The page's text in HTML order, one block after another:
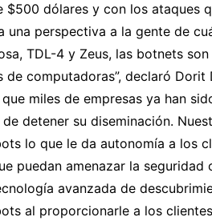
$500 dólares y con los ataques
una perspectiva a la gente de
TDL-4 y Zeus, las botnets
de computadoras”, declaró
que miles de empresas ya han
detener su diseminación.
lo que le da autonomía a los
puedan amenazar la seguridad
avanzada de
al proporcionarle a los